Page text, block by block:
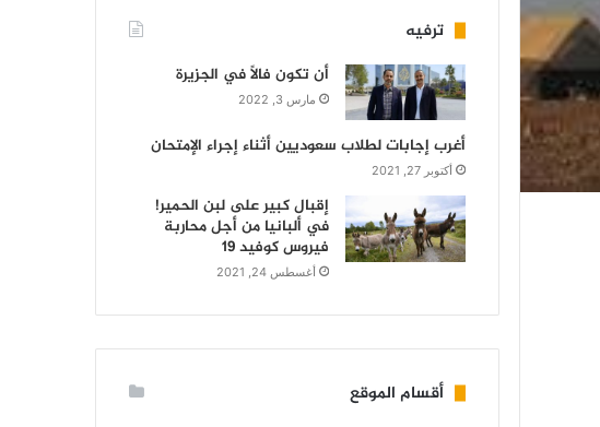
ترفيه
أن تكون فالاً في الجزيرة
مارس 3, 2022
أغرب إجابات لطلاب سعوديين أثناء إجراء الإمتحان
أكتوبر 27, 2021
إقبال كبير على لبن الحمير!
في ألبانيا من أجل محاربة
فيروس كوفيد 19
أغسطس 24, 2021
أقسام الموقع